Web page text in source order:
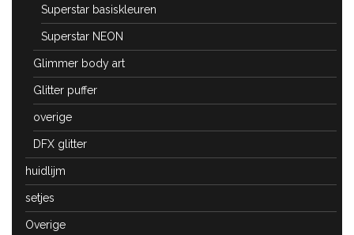
Superstar basiskleuren
Superstar NEON
Glimmer body art
Glitter puffer
overige
DFX glitter
huidlijm
setjes
Overige